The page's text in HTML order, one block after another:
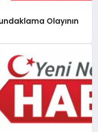
Olayının